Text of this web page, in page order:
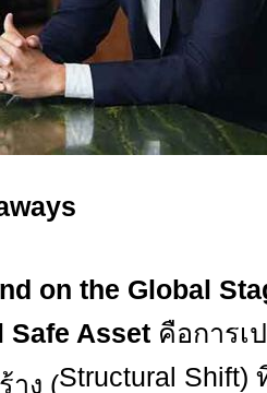
on the Global
Safe Asset คือการเ
าง (Structural Shift)